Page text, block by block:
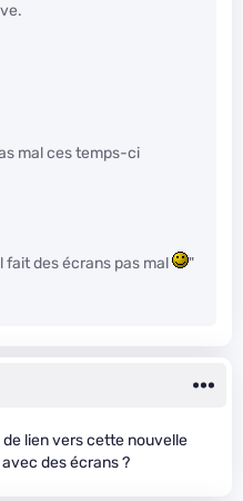
mal ces temps-ci
fait des écrans pas mal
"
de lien vers cette nouvelle
des écrans ?